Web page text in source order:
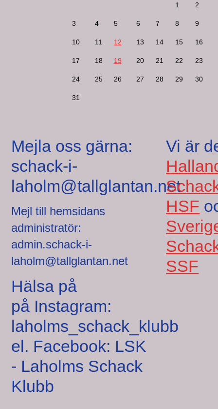
1 2
3 4 5 6 7 8 9
10 11 12 13 14 15 16
17 18 19 20 21 22 23
24 25 26 27 28 29 30
31
Mejla oss gärna:
schack-i-
laholm@tallglantan.net
Mejl till hemsidans
administratör:
admin.schack-i-
laholm@tallglantan.net
Hälsa på
på Instagram:
laholms_schack_klubb
el. Facebook: LSK
- Laholms Schack
Klubb
Vi är
HSF
SSF